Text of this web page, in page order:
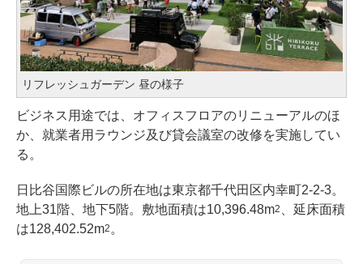
リフレッシュガーデン 昼の様子
ビジネス用途では、オフィスフロアのリニューアルのほ
か、就業者用ラウンジ及び貸会議室の改修を実施してい
る。
日比谷国際ビルの所在地は東京都千代田区内幸町2-2-3。
地上31階、地下5階。敷地面積は10,396.48m2
、延床面積
は128,402.52m2 。